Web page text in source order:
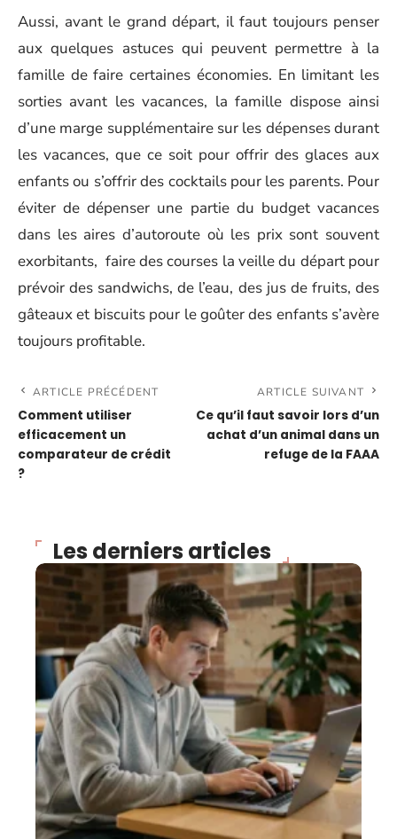
Aussi, avant le grand départ, il faut toujours penser
aux quelques astuces qui peuvent permettre à la
famille de faire certaines économies. En limitant les
sorties avant les vacances, la famille dispose ainsi
d’une marge supplémentaire sur les dépenses durant
les vacances, que ce soit pour offrir des glaces aux
enfants ou s’offrir des cocktails pour les parents. Pour
éviter de dépenser une partie du budget vacances
dans les aires d’autoroute où les prix sont souvent
exorbitants, faire des courses la veille du départ pour
prévoir des sandwichs, de l’eau, des jus de fruits, des
gâteaux et biscuits pour le goûter des enfants s’avère
toujours profitable.
ARTICLE PRÉCÉDENT
Comment utiliser
efficacement un
comparateur de crédit
?
ARTICLE SUIVANT
Ce qu’il faut savoir lors d’un
achat d’un animal dans un
refuge de la FAAA
Les derniers articles